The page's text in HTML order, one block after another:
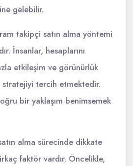
gelebilir.
takipçi satın alma yöntemi
İnsanlar, hesaplarını
etkileşim ve görünürlük
tercih etmektedir.
bir yaklaşım benimsemek
alma sürecinde dikkate
faktör vardır. Öncelikle,